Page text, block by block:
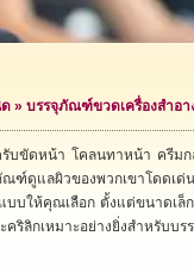
ด » บรรจุภัณฑ์ขวดเครื่องสำอา
บขัดหน้า โคลนทาหน้า ครีมก
ฑ์ดูแลผิวของพวกเขาโดดเด่
บให้คุณเลือก ตั้งแต่ขนาดเล็ก
คริลิกเหมาะอย่างยิ่งสำหรับบ